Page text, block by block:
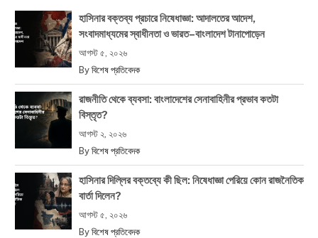
হাসিনার বক্তব্য প্রচারে নিষেধাজ্ঞা: আদালতের আদেশ,
সংবাদমাধ্যমের স্বাধীনতা ও ভারত–বাংলাদেশ টানাপোড়েন
আগস্ট ৫, ২০২৬
By বিশেষ প্রতিবেদক
রাজনীতি থেকে ব্যবসা: বাংলাদেশের সেনাবাহিনীর প্রভাব কতটা
বিস্তৃত?
আগস্ট ২, ২০২৬
By বিশেষ প্রতিবেদক
হাসিনার দিল্লির বক্তব্যে কী ছিল: নিষেধাজ্ঞা পেরিয়ে কোন রাজনৈতিক
বার্তা দিলেন?
আগস্ট ৫, ২০২৬
By বিশেষ প্রতিবেদক